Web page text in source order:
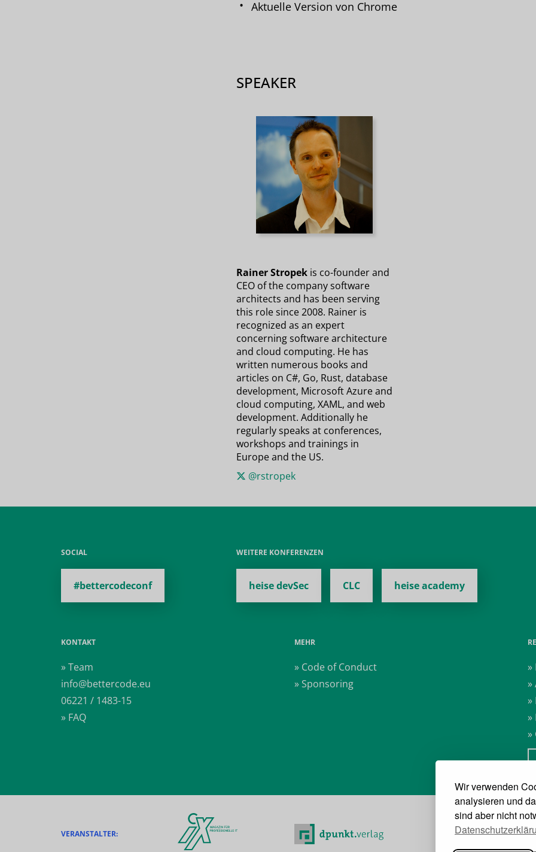
Wir verwenden
analysieren und
sind aber nicht
Aktuelle Version von Chrome
SPEAKER
Rainer Stropekis co-founder and
CEO of the company software
architects and has been serving
this role since 2008. Rainer is
recognized as an expert
concerning software architecture
and cloud computing. He has
written numerous books and
articles on C#, Go, Rust, database
development, Microsoft Azure and
cloud computing, XAML, and web
development. Additionally he
regularly speaks at conferences,
workshops and trainings in
Europe and the US.
@rstropek
SOCIAL
#bettercodeconf
WEITERE KONFERENZEN
heise devSec CLC heise academy
KONTAKT
» Team
info@bettercode.eu
06221 / 1483-15
» FAQ
MEHR
» Code of Conduct
» Sponsoring
»
»
»
»
»
VERANSTALTER: